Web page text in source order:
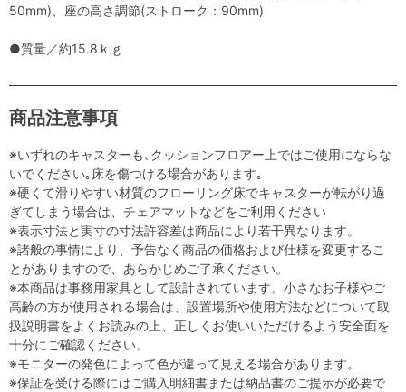
50mm)、座の高さ調節(ストローク：90mm)
●質量／約15.8ｋｇ
商品注意事項
※いずれのキャスターも､クッションフロアー上ではご使用にならな
いでください｡床を傷つける場合があります｡
※硬くて滑りやすい材質のフローリング床でキャスターが転がり過
ぎてしまう場合は、チェアマットなどをご利用ください
※表示寸法と実寸の寸法許容差は商品により若干異なります。
※諸般の事情により、予告なく商品の価格および仕様を変更するこ
とがありますので、あらかじめご了承ください。
※本商品は事務用家具として設計されています。小さなお子様やご
高齢の方が使用される場合は、設置場所や使用方法などについて取
扱説明書をよくお読みの上、正しくお使いいただけるよう安全面を
十分にご確認ください。
※モニターの発色によって色が違って見える場合があります。
※保証を受ける際にはご購入明細書または納品書のご提示が必要で